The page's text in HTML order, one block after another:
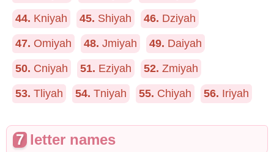
44. Kniyah 45. Shiyah 46. Dziyah
47. Omiyah 48. Jmiyah 49. Daiyah
50. Cniyah 51. Eziyah 52. Zmiyah
53. Tliyah 54. Tniyah 55. Chiyah 56. Iriyah
7 letter names